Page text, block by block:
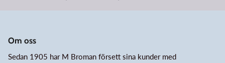
Om oss
Sedan 1905 har M Broman försett sina kunder med